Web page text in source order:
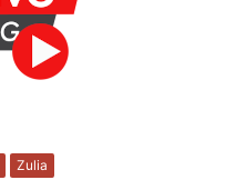
Zulia